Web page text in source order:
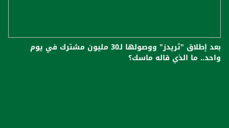
بعد إطلاق "ثريدز" ووصولها لـ30 مليون مشترك في يوم
واحد.. ما الذي قاله ماسك؟